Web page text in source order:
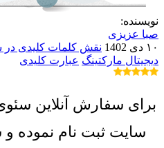
نویسنده:
صبا عزیزی
۱۰ دی 1402
نقش کلمات کلیدی در
دیجیتال مارکتینگ عبارت کلیدی
برای سفارش آنلاین
سایت ثبت نام نموده